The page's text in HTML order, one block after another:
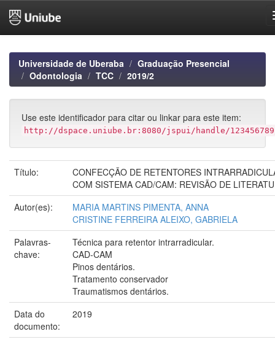
navigationUniversidade de Uberaba
Graduação Presencial
Odontologia
TCC 2019/2
Use este identificador para citar ou linkar para este item:
http://dspace.uniube.br:8080/jspui/handle/
Título:
CONFECÇÃO DE RETENTORES
COM SISTEMA CAD/CAM: REVISÃO DE
Autor(es):
MARIA MARTINS PIMENTA, ANNA
CRISTINE FERREIRA ALEIXO, GABRIELA
Palavras-
chave:
Técnica para retentor intrarradicular.
CAD-CAM
Pinos dentários.
Tratamento conservador
Traumatismos dentários.
Data do
documento:
2019